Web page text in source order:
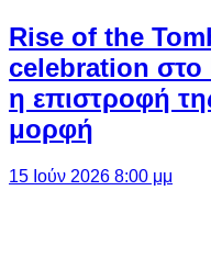
Rise of the
celebration
η επιστροφή
μορφή
15 Ιούν 2026 8:00 μμ